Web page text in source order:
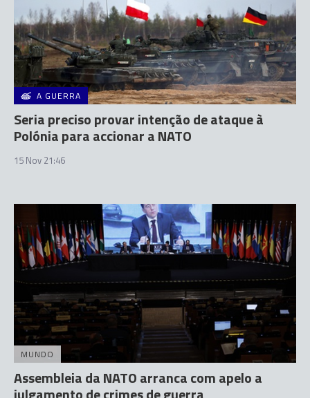
A GUERRA
Seria preciso provar intenção de ataque à
Polónia para accionar a NATO
15 Nov 21:46
MUNDO
Assembleia da NATO arranca com apelo a